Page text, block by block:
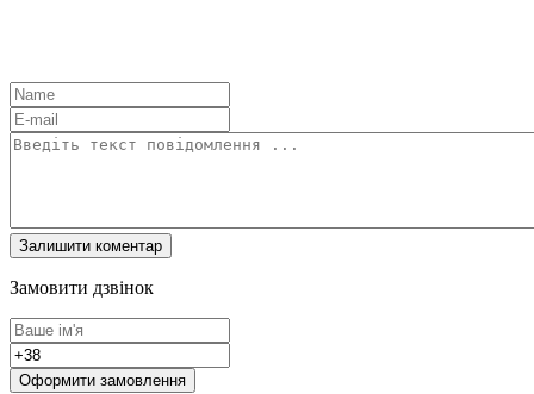
Замовити дзвінок
Оформити замовлення